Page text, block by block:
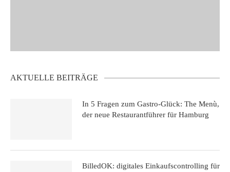
AKTUELLE BEITRÄGE
In 5 Fragen zum Gastro-Glück: The Menù,
der neue Restaurantführer für Hamburg
BilledOK: digitales Einkaufscontrolling für